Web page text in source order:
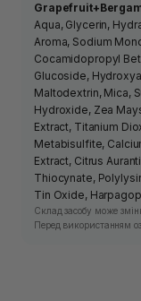
Aqua, Glycerin,
Aroma, Sodium
Cocamidopropyl
Glucoside,
Maltodextrin, Mica,
Hydroxide, Zea
Extract, Titanium
Metabisulfite,
Extract, Citrus
Thiocynate,
Tin Oxide,
Склад засобу може
Перед використанням